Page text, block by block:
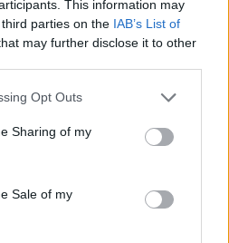
This information may
parties on the IAB’s List of
may further disclose it to other
app uses one or more Google
behaviour. You may click to
and its third-party tags to
purposes in below Google
Opt Outs
Sharing of my
Sale of my
για την
στις εκλογές –
Φωτογραφίζει τον